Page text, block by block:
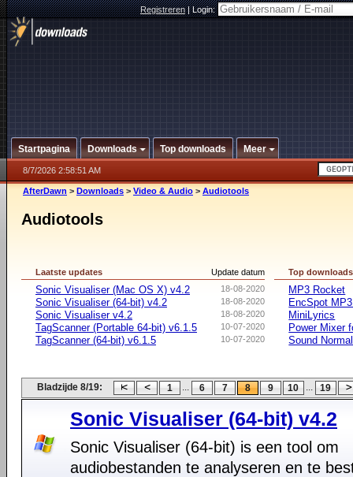
Registreren|Login:
Startpagina Downloads Top downloads Meer
8/7/2026 2:58:51 AM
AfterDawn > Downloads > Video & Audio > Audiotools
Audiotools
Update datum
Laatste updates
18-08-2020
Sonic Visualiser (Mac OS X) v4.2
18-08-2020
Sonic Visualiser (64-bit) v4.2
18-08-2020
Sonic Visualiser v4.2
10-07-2020
TagScanner (Portable 64-bit) v6.1.5
10-07-2020
TagScanner (64-bit) v6.1.5
Top downloads
MP3 Rocket
EncSpot
MiniLyrics
Power Mixer
Sound
Bladzijde 8/19: 1 ... 6 7 8 9 10 ... 19
Sonic Visualiser (64-bit) v4.2
Sonic Visualiser (64-bit) is een tool om
audiobestanden te analyseren en te